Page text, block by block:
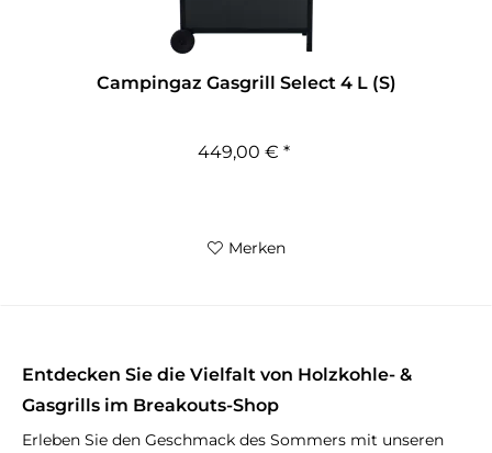
Campingaz Gasgrill Select 4 L (S)
449,00 € *
Merken
Entdecken Sie die Vielfalt von Holzkohle- &
Gasgrills im Breakouts-Shop
Erleben Sie den Geschmack des Sommers mit unseren